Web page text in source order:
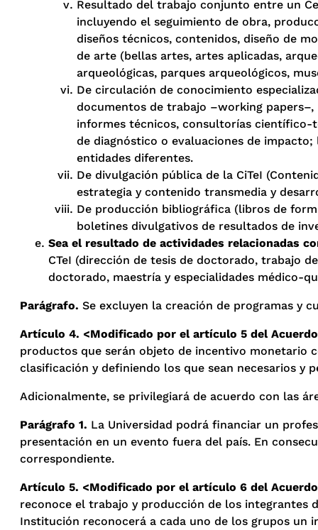
Resultado del trabajo conjunto entre un
incluyendo el seguimiento de obra,
diseños técnicos, contenidos, diseño de
de arte (bellas artes, artes aplicadas,
arqueológicas, parques arqueológicos,
De circulación de conocimiento
documentos de trabajo –working
informes técnicos, consultorías científico-
de diagnóstico o evaluaciones de
entidades diferentes.
De divulgación pública de la CiTeI
estrategia y contenido transmedia y
De producción bibliográfica (libros de
boletines divulgativos de resultados de
Sea el resultado de actividades relacionadas
CTeI (dirección de tesis de doctorado, trabajo
doctorado, maestría y especialidades médico-
Parágrafo. Se excluyen la creación de programas y
Artículo 4. <Modificado por el artículo 5 del
productos que serán objeto de incentivo monetario
clasificación y definiendo los que sean necesarios y
Adicionalmente, se privilegiará de acuerdo con las
Parágrafo 1. La Universidad podrá financiar un
presentación en un evento fuera del país. En
correspondiente.
Artículo 5. <Modificado por el artículo 6 del
reconoce el trabajo y producción de los integrantes
Institución reconocerá a cada uno de los grupos un